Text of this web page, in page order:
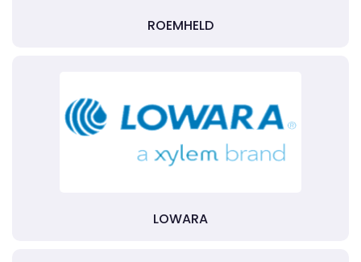
ROEMHELD
LOWARA